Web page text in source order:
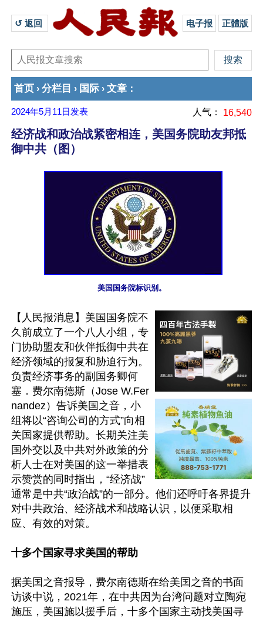
↺ 返回 电子报 正體版
首页 › 分栏目 › 国际 › 文章 ：
2024年5月11日 发表 人气： 16,540
经济战和政治战紧密相连，美国务院助友邦抵
御中共（图）
美国国务院标识别。
【人民报消息】美国国务院不
久前成立了一个八人小组，专
门协助盟友和伙伴抵御中共在
经济领域的报复和胁迫行为。
负责经济事务的副国务卿何
塞．费尔南德斯（Jose W.Fer
nandez）告诉美国之音，小
组将以“咨询公司的方式”向相
关国家提供帮助。长期关注美
国外交以及中共对外政策的分
析人士在对美国的这一举措表
示赞赏的同时指出，“经济战”
通常是中共“政治战”的一部分。他们还呼吁各界提升
对中共政治、经济战术和战略认识，以便采取相
应、有效的对策。
十多个国家寻求美国的帮助
据美国之音报导，费尔南德斯在给美国之音的书面
访谈中说，2021年，在中共因为台湾问题对立陶宛
施压，美国施以援手后，十多个国家主动找美国寻